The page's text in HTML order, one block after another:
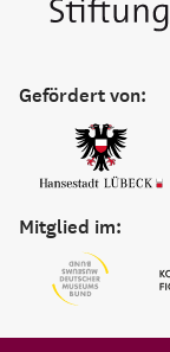
Gefördert von:
Mitglied im: